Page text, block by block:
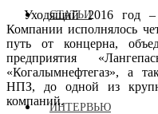
СТАТЬИ
ИНТЕРВЬЮ
Уходящий 2016 год
Компании исполнялось
путь от концерна,
предприятия
«Когалымнефтегаз», а
НПЗ, до одной из
компаний.